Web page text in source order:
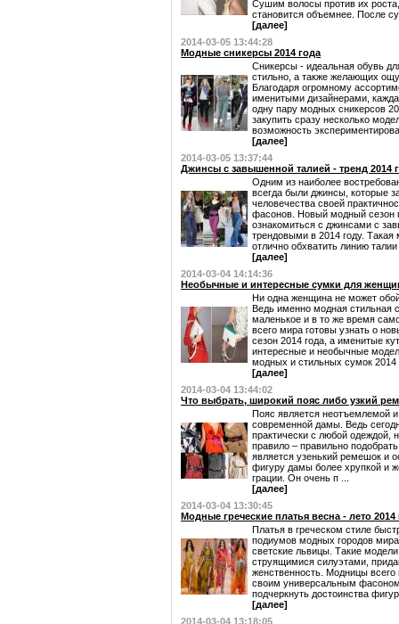
Сушим волосы против их
становится объемнее. После
[далее]
2014-03-05 13:44:28
Модные сникерсы 2014 года
Сникерсы - идеальная обувь
стильно, а также желающих
Благодаря огромному
именитыми дизайнерами,
одну пару модных сникерсов
закупить сразу несколько
возможность
[далее]
2014-03-05 13:37:44
Джинсы с завышенной талией - тренд 2014
Одним из наиболее
всегда были джинсы, которые
человечества своей
фасонов. Новый модный сезон
ознакомиться с джинсами с
трендовыми в 2014 году.
отлично обхватить линию
[далее]
2014-03-04 14:14:36
Необычные и интересные сумки для
Ни одна женщина не может
Ведь именно модная стильная
маленькое и в то же время
всего мира готовы узнать о
сезон 2014 года, а именитые
интересные и необычные
модных и стильных сумок 2014
[далее]
2014-03-04 13:44:02
Что выбрать, широкий пояс либо узкий
Пояс является неотъемлемой
современной дамы. Ведь
практически с любой одеждой,
правило – правильно
является узенький ремешок и
фигуру дамы более хрупкой и
грации. Он очень п ...
[далее]
2014-03-04 13:30:45
Модные греческие платья весна - лето 2014
Платья в греческом стиле
подиумов модных городов
светские львицы. Такие
струящимися силуэтами,
женственность. Модницы
своим универсальным
подчеркнуть достоинства
[далее]
2014-03-04 13:18:05